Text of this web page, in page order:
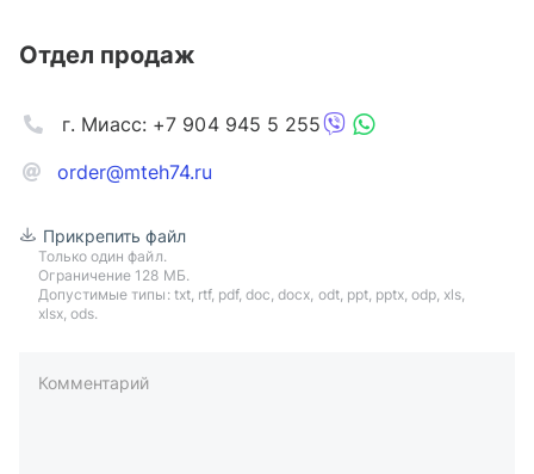
Отдел продаж
order@mteh74.ru
г. Миасс: +7 904 945 5 255
Прикрепить файл
Только один файл.
Ограничение 128 МБ.
Допустимые типы: txt, rtf, pdf, doc, docx, odt, ppt, pptx, odp, xls,
xlsx, ods.
Комментарий
пример: 89511234567 или +79511324567